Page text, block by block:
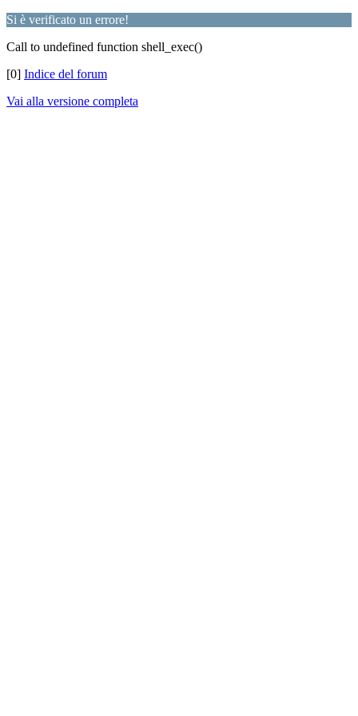
Si è verificato un errore!
Call to undefined function shell_exec()
[0] Indice del forum
Vai alla versione completa